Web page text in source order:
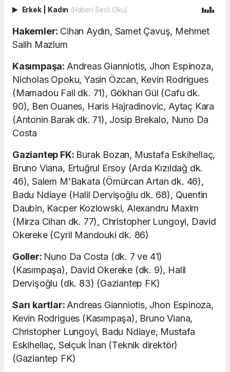
Erkek Kadın (Haberi Sesli Oku)
Hakemler: Cihan Aydın, Samet Çavuş, Mehmet
Salih Mazlum
Kasımpaşa: Andreas Gianniotis, Jhon Espinoza,
Nicholas Opoku, Yasin Özcan, Kevin Rodrigues
(Mamadou Fall dk. 71), Gökhan Gül (Cafu dk.
90), Ben Ouanes, Haris Hajradinovic, Aytaç Kara
(Antonin Barak dk. 71), Josip Brekalo, Nuno Da
Costa
Gaziantep FK: Burak Bozan, Mustafa Eskihellaç,
Bruno Viana, Ertuğrul Ersoy (Arda Kızıldağ dk.
46), Salem M’Bakata (Ömürcan Artan dk. 46),
Badu Ndiaye (Halil Dervişoğlu dk. 68), Quentin
Daubin, Kacper Kozlowski, Alexandru Maxim
(Mirza Cihan dk. 77), Christopher Lungoyi, David
Okereke (Cyril Mandouki dk. 86)
Goller: Nuno Da Costa (dk. 7 ve 41)
(Kasımpaşa), David Okereke (dk. 9), Halil
Dervişoğlu (dk. 83) (Gaziantep FK)
Sarı kartlar: Andreas Gianniotis, Jhon Espinoza,
Kevin Rodrigues (Kasımpaşa), Bruno Viana,
Christopher Lungoyi, Badu Ndiaye, Mustafa
Eskihellaç, Selçuk İnan (Teknik direktör)
(Gaziantep FK)